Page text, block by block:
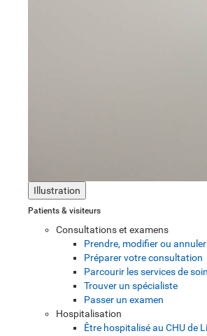
Illustration
Patients & visiteurs
Consultations et examens
Prendre, modifier ou
Préparer votre consultation
Parcourir les services de
Trouver un spécialiste
Passer un examen
Hospitalisation
Être hospitalisé au CHU de